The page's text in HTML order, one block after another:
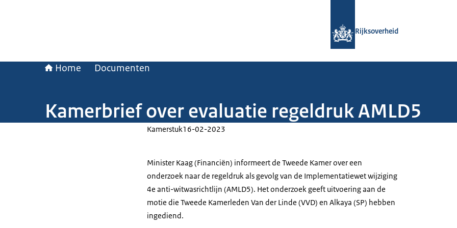
Rijksoverheid
Home Documenten
Kamerbrief over evaluatie regeldruk AMLD5
Kamerstuk16-02-2023
Minister Kaag (Financiën) informeert de Tweede Kamer over een
onderzoek naar de regeldruk als gevolg van de Implementatiewet wijziging
4e anti-witwasrichtlijn (AMLD5). Het onderzoek geeft uitvoering aan de
motie die Tweede Kamerleden Van der Linde (VVD) en Alkaya (SP) hebben
ingediend.